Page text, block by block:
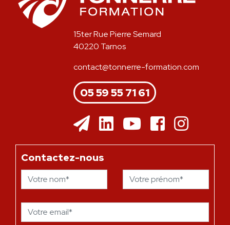
15ter Rue Pierre Semard
40220 Tarnos
contact@tonnerre-formation.com
05 59 55 71 61
Contactez-nous